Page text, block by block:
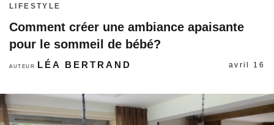
LIFESTYLE
Comment créer une ambiance apaisante
pour le sommeil de bébé?
AUTEUR LÉA BERTRAND avril 16